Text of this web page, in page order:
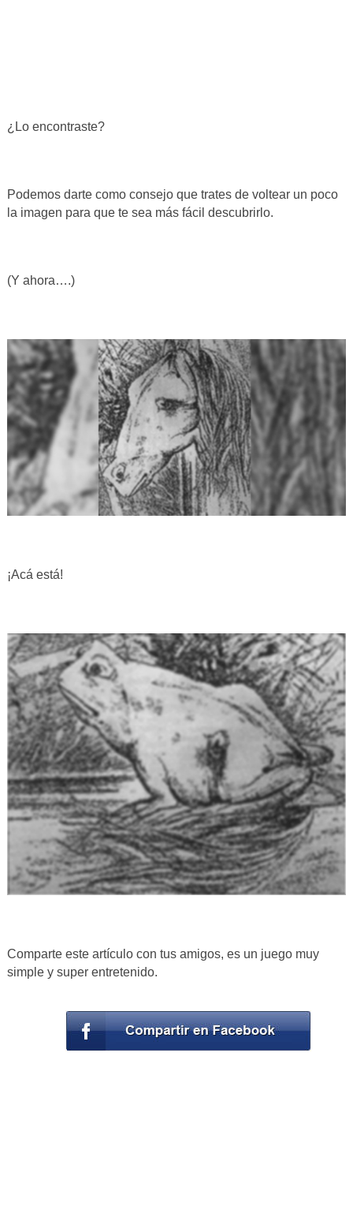
¿Lo encontraste?
Podemos darte como consejo que trates de voltear un poco
la imagen para que te sea más fácil descubrirlo.
(Y ahora….)
¡Acá está!
Comparte este artículo con tus amigos, es un juego muy
simple y super entretenido.